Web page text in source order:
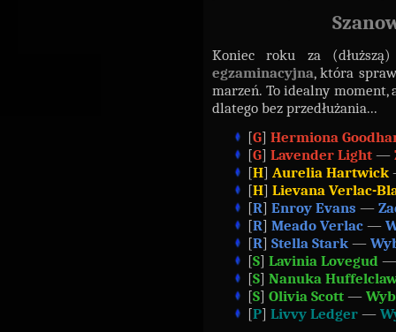
Koniec roku za
egzaminacyjna, która
marzeń. To idealny
dlatego bez przedłużania...
[G] Hermiona
[G] Lavender Light —
[H] Aurelia Hartwick
[H] Lievana Verlac-
[R] Enroy Evans —
[R] Meado Verlac —
[R] Stella Stark —
[S] Lavinia Lovegud
[S] Nanuka
[S] Olivia Scott —
[P] Livvy Ledger —